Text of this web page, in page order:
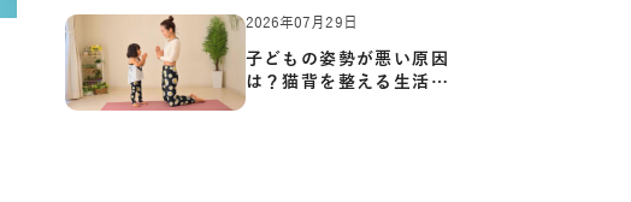
2026年07月29日
子どもの姿勢が悪い原因
は？猫背を整える生活習
慣と…